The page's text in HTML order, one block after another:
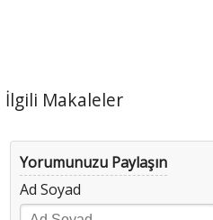
İlgili Makaleler
Yorumunuzu Paylaşın
Ad Soyad